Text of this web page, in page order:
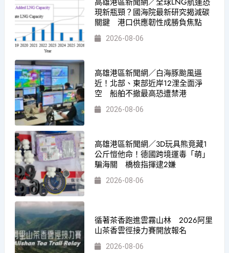
高雄港區新聞網／全球LNG航運恐
現新瓶頸？國海院最新研究揭減碳
關鍵 港口供應韌性成勝負焦點
2026-08-06
高雄港區新聞網／白海豚颱風逼
近！北部、東部近岸12浬全面淨
空 船舶不撤最高恐遭禁港
2026-08-06
高雄港區新聞網／3D玩具熊竟藏1
公斤愷他命！德國跨境運毒「萌」
騙海關 橋檢指揮逮2嫌
2026-08-06
循著茶香跑進雲霧山林 2026阿里
山茶香雲徑接力賽開放報名
2026-08-06